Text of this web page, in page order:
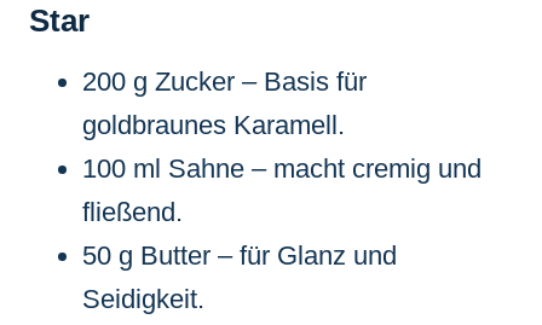
Star
200 g Zucker – Basis für
goldbraunes Karamell.
100 ml Sahne – macht cremig und
fließend.
50 g Butter – für Glanz und
Seidigkeit.